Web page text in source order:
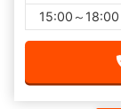
15:00～18:00